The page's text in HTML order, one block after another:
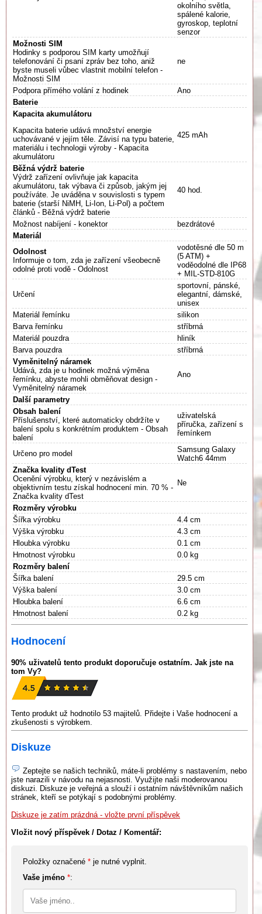
okolního světla,
spálené kalorie,
gyroskop, teplotní
senzor
Možnosti SIM
Hodinky s podporou SIM karty umožňují
telefonování či psaní zpráv bez toho, aniž
byste museli vůbec vlastnit mobilní telefon -
Možnosti SIM
ne
Podpora přímého volání z hodinek
Ano
Baterie
Kapacita akumulátoru
Kapacita baterie udává množství energie
uchovávané v jejím těle. Závisí na typu baterie,
materiálu i technologii výroby - Kapacita
akumulátoru
425 mAh
Běžná výdrž baterie
Výdrž zařízení ovlivňuje jak kapacita
akumulátoru, tak výbava či způsob, jakým jej
používáte. Je uváděna v souvislosti s typem
baterie (starší NiMH, Li-Ion, Li-Pol) a počtem
článků - Běžná výdrž baterie
40 hod.
Možnost nabíjení - konektor
bezdrátové
Materiál
Odolnost
Informuje o tom, zda je zařízení všeobecně
odolné proti vodě - Odolnost
vodotěsné dle 50 m
(5 ATM) +
voděodolné dle IP68
+ MIL-STD-810G
Určení
sportovní, pánské,
elegantní, dámské,
unisex
Materiál řemínku
silikon
Barva řemínku
stříbrná
Materiál pouzdra
hliník
Barva pouzdra
stříbrná
Vyměnitelný náramek
Udává, zda je u hodinek možná výměna
řemínku, abyste mohli obměňovat design -
Vyměnitelný náramek
Ano
Další parametry
Obsah balení
Příslušenství, které automaticky obdržíte v
balení spolu s konkrétním produktem - Obsah
balení
uživatelská
příručka, zařízení s
řemínkem
Určeno pro model
Samsung Galaxy
Watch6 44mm
Značka kvality dTest
Ocenění výrobku, který v nezávislém a
objektivním testu získal hodnocení min. 70 % -
Značka kvality dTest
Ne
Rozměry výrobku
Šířka výrobku
4.4 cm
Výška výrobku
4.3 cm
Hloubka výrobku
0.1 cm
Hmotnost výrobku
0.0 kg
Rozměry balení
Šířka balení
29.5 cm
Výška balení
3.0 cm
Hloubka balení
6.6 cm
Hmotnost balení
0.2 kg
Hodnocení
90% uživatelů tento produkt doporučuje ostatním. Jak jste na
tom Vy?
Tento produkt už hodnotilo 53 majitelů. Přidejte i Vaše hodnocení a
zkušenosti s výrobkem.
Diskuze
Zeptejte se našich techniků, máte-li problémy s nastavením, nebo
jste narazili v návodu na nejasnosti. Využijte naši moderovanou
diskuzi. Diskuze je veřejná a slouží i ostatním návštěvníkům našich
stránek, kteří se potýkají s podobnými problémy.
Diskuze je zatím prázdná - vložte první příspěvek
Vložit nový příspěvek / Dotaz / Komentář:
Položky označené * je nutné vyplnit.
Vaše jméno *: